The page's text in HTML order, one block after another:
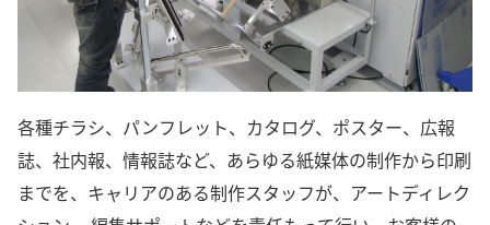
各種チラシ、パンフレット、カタログ、ポスター、広報
誌、社内報、情報誌など、あらゆる紙媒体の制作から印刷
までを、キャリアのある制作スタッフが、アートディレク